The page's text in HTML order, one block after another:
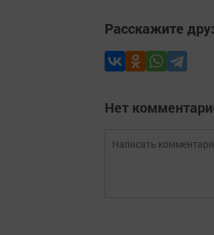
Расскажите
Нет